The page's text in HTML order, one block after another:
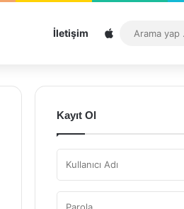
İletişim Sitemap
Kayıt Ol